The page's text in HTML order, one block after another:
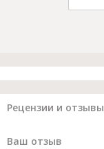
Рецензии и отзывы
Ваш отзыв